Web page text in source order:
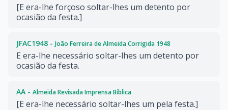
[E era-lhe forçoso soltar-lhes um detento por
ocasião da festa.]
JFAC1948 - João Ferreira de Almeida Corrigida 1948
E era-lhe necessário soltar-lhes um detento por
ocasião da festa.
AA - Almeida Revisada Imprensa Bíblica
[E era-lhe necessário soltar-lhes um pela festa.]